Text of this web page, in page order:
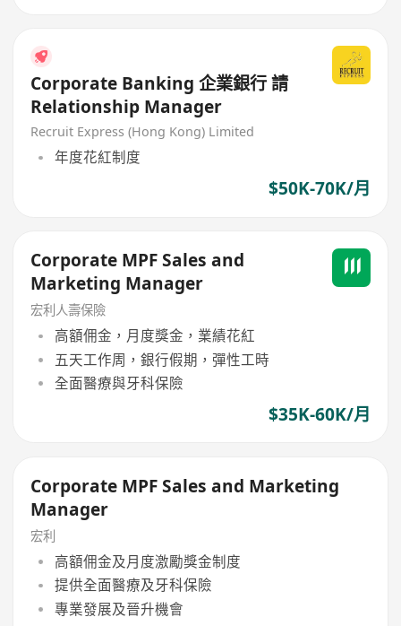
Corporate Banking 企業銀行 請
Relationship Manager
Recruit Express (Hong Kong) Limited
年度花紅制度
$50K-70K/月
Corporate MPF Sales and
Marketing Manager
宏利人壽保險
高額佣金，月度獎金，業績花紅
五天工作周，銀行假期，彈性工時
全面醫療與牙科保險
$35K-60K/月
Corporate MPF Sales and Marketing
Manager
宏利
高額佣金及月度激勵獎金制度
提供全面醫療及牙科保險
專業發展及晉升機會